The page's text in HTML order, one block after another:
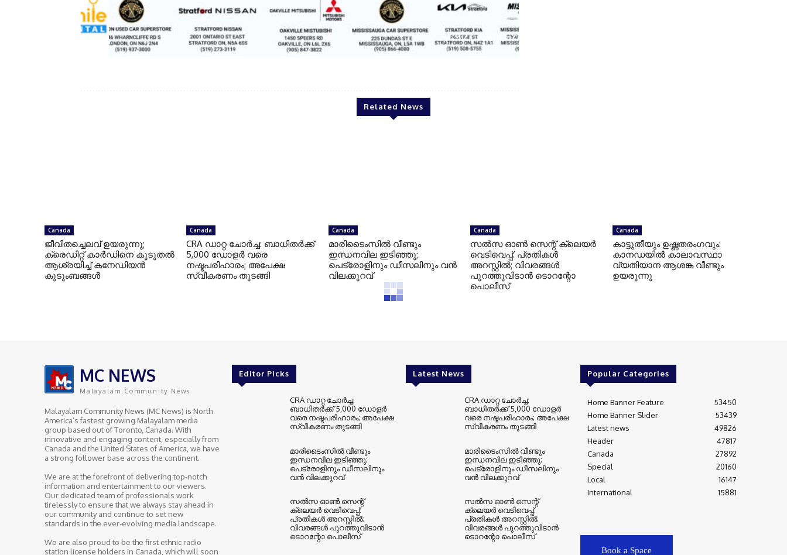
james auto group
Related News
Canada
ജീവിതച്ചെലവ് ഉയരുന്നു;
ക്രെഡിറ്റ് കാർഡിനെ കൂടുതൽ
ആശ്രയിച്ച് കനേഡിയൻ
കുടുംബങ്ങൾ
Canada
CRA ഡാറ്റ ചോർച്ച: ബാധിതർക്ക്
5,000 ഡോളർ വരെ
നഷ്ടപരിഹാരം; അപേക്ഷ
സ്വീകരണം തുടങ്ങി
Canada
മാരിടൈംസിൽ വീണ്ടും
ഇന്ധനവില ഇടിഞ്ഞു;
പെട്രോളിനും ഡീസലിനും വൻ
വിലക്കുറവ്
Canada
സൽസ ഓൺ സെന്റ് ക്ലെയർ
വെടിവെപ്പ്: പ്രതികൾ
അറസ്റ്റിൽ; വിവരങ്ങൾ
പുറത്തുവിടാൻ ടൊറന്റോ
പൊലീസ്
Canada
കാട്ടുതീയും ഉഷ്ണതരംഗവും:
കാനഡയിൽ കാലാവസ്ഥാ
വ്യതിയാന ആശങ്ക വീണ്ടും
ഉയരുന്നു
MC NEWS
Malayalam Community News
Malayalam Community News (MC News) is North
America’s fastest growing Malayalam media
group based out of Toronto, Canada. With
innovative and engaging content, especially from
Canada and the United States of America, we have
a strong follower base across the continent.
We are at the forefront of delivering top-notch
information and entertainment to our viewers.
Our dedicated team of professionals work
tirelessly to ensure that we always stay ahead in
our community and continue to set new
standards in the ever-evolving media landscape.
We are also proud to be the first ethnic radio
station license holders in Canada, which will soon
Editor Picks
CRA ഡാറ്റ ചോർച്ച:
ബാധിതർക്ക് 5,000 ഡോളർ
വരെ നഷ്ടപരിഹാരം; അപേക്ഷ
സ്വീകരണം തുടങ്ങി
മാരിടൈംസിൽ വീണ്ടും
ഇന്ധനവില ഇടിഞ്ഞു;
പെട്രോളിനും ഡീസലിനും
വൻ വിലക്കുറവ്
സൽസ ഓൺ സെന്റ്
ക്ലെയർ വെടിവെപ്പ്:
പ്രതികൾ അറസ്റ്റിൽ;
വിവരങ്ങൾ പുറത്തുവിടാൻ
ടൊറന്റോ പൊലീസ്
Latest News
CRA ഡാറ്റ ചോർച്ച:
ബാധിതർക്ക് 5,000 ഡോളർ
വരെ നഷ്ടപരിഹാരം; അപേക്ഷ
സ്വീകരണം തുടങ്ങി
മാരിടൈംസിൽ വീണ്ടും
ഇന്ധനവില ഇടിഞ്ഞു;
പെട്രോളിനും ഡീസലിനും
വൻ വിലക്കുറവ്
സൽസ ഓൺ സെന്റ്
ക്ലെയർ വെടിവെപ്പ്:
പ്രതികൾ അറസ്റ്റിൽ;
വിവരങ്ങൾ പുറത്തുവിടാൻ
ടൊറന്റോ പൊലീസ്
Popular Categories
Home Banner Feature
53450
Home Banner Slider
53439
Latest news
49826
Header
47817
Canada
27892
Special
20160
Local
16147
International
15881
Book a Space